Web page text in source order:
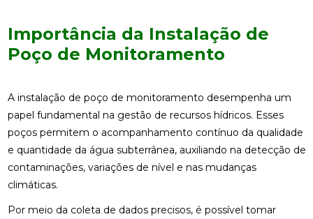
Importância da Instalação de
Poço de Monitoramento
A instalação de poço de monitoramento desempenha um
papel fundamental na gestão de recursos hídricos. Esses
poços permitem o acompanhamento contínuo da qualidade
e quantidade da água subterrânea, auxiliando na detecção de
contaminações, variações de nível e nas mudanças
climáticas.
Por meio da coleta de dados precisos, é possível tomar